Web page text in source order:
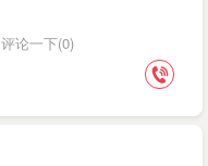
评论一下(0)